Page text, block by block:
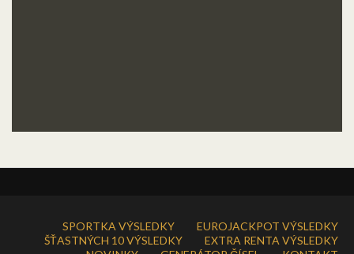
SPORTKA VÝSLEDKY
EUROJACKPOT VÝSLEDKY
ŠŤASTNÝCH 10 VÝSLEDKY
EXTRA RENTA VÝSLEDKY